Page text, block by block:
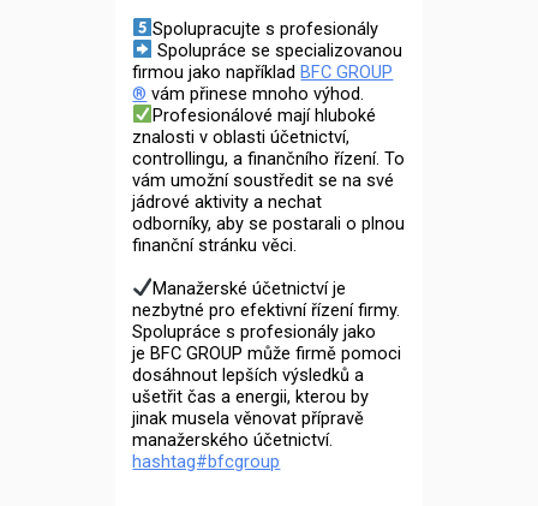
Spolupracujte s profesionály
Spolupráce se specializovanou
firmou jako napříkladBFC GROUP
® vám přinese mnoho výhod.
Profesionálové mají hluboké
znalosti v oblasti účetnictví,
controllingu, a finančního řízení. To
vám umožní soustředit se na své
jádrové aktivity a nechat
odborníky, aby se postarali o plnou
finanční stránku věci.
Manažerské účetnictví je
nezbytné pro efektivní řízení firmy.
Spolupráce s profesionály jako
je BFC GROUP může firmě pomoci
dosáhnout lepších výsledků a
ušetřit čas a energii, kterou by
jinak musela věnovat přípravě
manažerského účetnictví.
hashtag#bfcgroup